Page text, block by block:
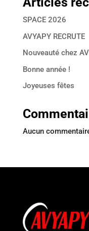
SPACE 2026
AVYAPY RECRUTE
Nouveauté chez
Bonne année !
Joyeuses fêtes
Aucun